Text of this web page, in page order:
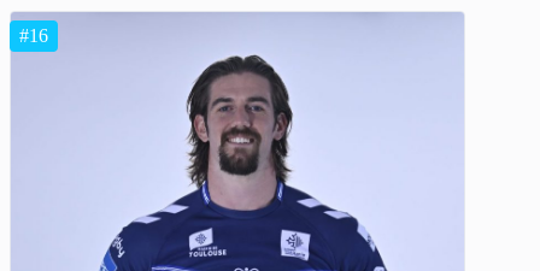
#16